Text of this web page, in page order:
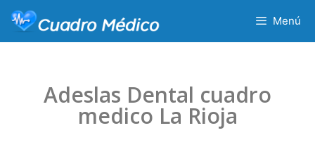
Menú
Adeslas Dental cuadro
medico La Rioja